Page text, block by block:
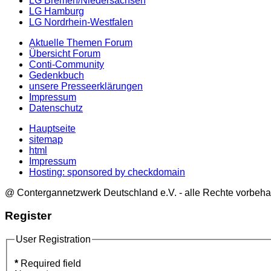
LG Hamburg
LG Nordrhein-Westfalen
Aktuelle Themen Forum
Übersicht Forum
Conti-Community
Gedenkbuch
unsere Presseerklärungen
Impressum
Datenschutz
Hauptseite
sitemap
html
Impressum
Hosting: sponsored by checkdomain
@ Contergannetzwerk Deutschland e.V. - alle Rechte
Register
User Registration
* Required field